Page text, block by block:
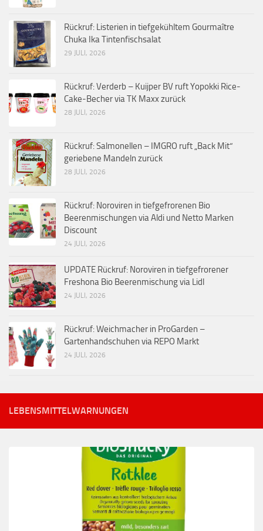
Rückruf: Listerien in tiefgekühltem Gourmaître
Chuka Ika Tintenfischsalat
29 JULI, 2026
Rückruf: Verderb – Kuijper BV ruft Yopokki Rice-
Cake-Becher via TK Maxx zurück
28 JULI, 2026
Rückruf: Salmonellen – IMGRO ruft „Back Mit“
geriebene Mandeln zurück
28 JULI, 2026
Rückruf: Noroviren in tiefgefrorenen Bio
Beerenmischungen via Aldi und Netto Marken
Discount
24 JULI, 2026
UPDATE Rückruf: Noroviren in tiefgefrorener
Freshona Bio Beerenmischung via Lidl
24 JULI, 2026
Rückruf: Weichmacher in ProGarden –
Gartenhandschuhen via REPO Markt
24 JULI, 2026
LEBENSMITTELWARNUNGEN